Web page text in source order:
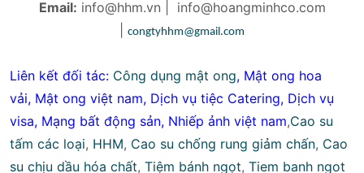
Email: info@hhm.vn
info@hoangminhco.com
congtyhhm@gmail.com
Liên kết đối tác: Công dụng mật ong, Mật ong hoa
vải, Mật ong việt nam, Dịch vụ tiệc Catering, Dịch vụ
visa, Mạng bất động sản, Nhiếp ảnh việt nam,Cao su
tấm các loại, HHM, Cao su chống rung giảm chấn, Cao
su chịu dầu hóa chất, Tiệm bánh ngọt, Tiem banh ngot